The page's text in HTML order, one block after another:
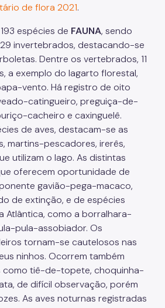
de flora 2021.
espécies de FAUNA, sendo
invertebrados, destacando-se
Dentre os vertebrados, 11
a exemplo do lagarto florestal,
vento. Há registro de oito
catingueiro, preguiça-de-
cacheiro e caxinguelê.
de aves, destacam-se as
martins-pescadores, irerês,
utilizam o lago. As distintas
oferecem oportunidade de
gavião-pega-macaco,
de extinção, e de espécies
Atlântica, como a borralhara-
pula-assobiador. Os
tornam-se cautelosos nas
ninhos. Ocorrem também
como tiê-de-topete, choquinha-
de difícil observação, porém
As aves noturnas registradas